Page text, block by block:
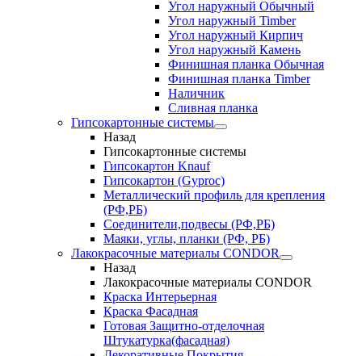
Угол наружный Обычный
Угол наружный Timber
Угол наружный Кирпич
Угол наружный Камень
Финишная планка Обычная
Финишная планка Timber
Наличник
Сливная планка
Гипсокартонные системы
Назад
Гипсокартонные системы
Гипсокартон Knauf
Гипсокартон (Gyproc)
Металлический профиль для крепления
(РФ,РБ)
Соединители,подвесы (РФ,РБ)
Маяки, углы, планки (РФ, РБ)
Лакокрасочные материалы CONDOR
Назад
Лакокрасочные материалы CONDOR
Краска Интерьерная
Краска Фасадная
Готовая Защитно-отделочная
Штукатурка(фасадная)